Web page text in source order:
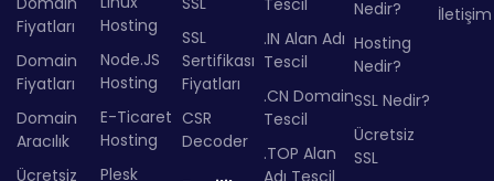
Fiyatları
Domain
Fiyatları
Domain
Aracılık
Ücretsiz
Hosting
Node.JS
Hosting
E-Ticaret
Hosting
Plesk
SSL
Sertifikası
Fiyatları
CSR
Decoder
Tescil
.IN Alan Adı
Tescil
.CN Domain
Tescil
.TOP Alan
Adı Tescil
Nedir?
Hosting
Nedir?
SSL Nedir?
Ücretsiz
SSL
İletişim